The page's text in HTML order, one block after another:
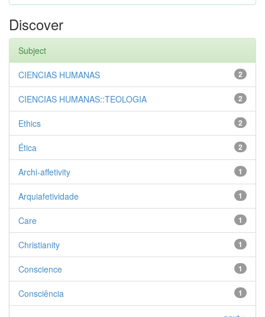
Discover
Subject
2
CIENCIAS HUMANAS
2
CIENCIAS HUMANAS::TEOLOGIA
2
Ethics
2
Ética
1
Archi-affetivity
1
Arquiafetividade
1
Care
1
Christianity
1
Conscience
1
Consciência